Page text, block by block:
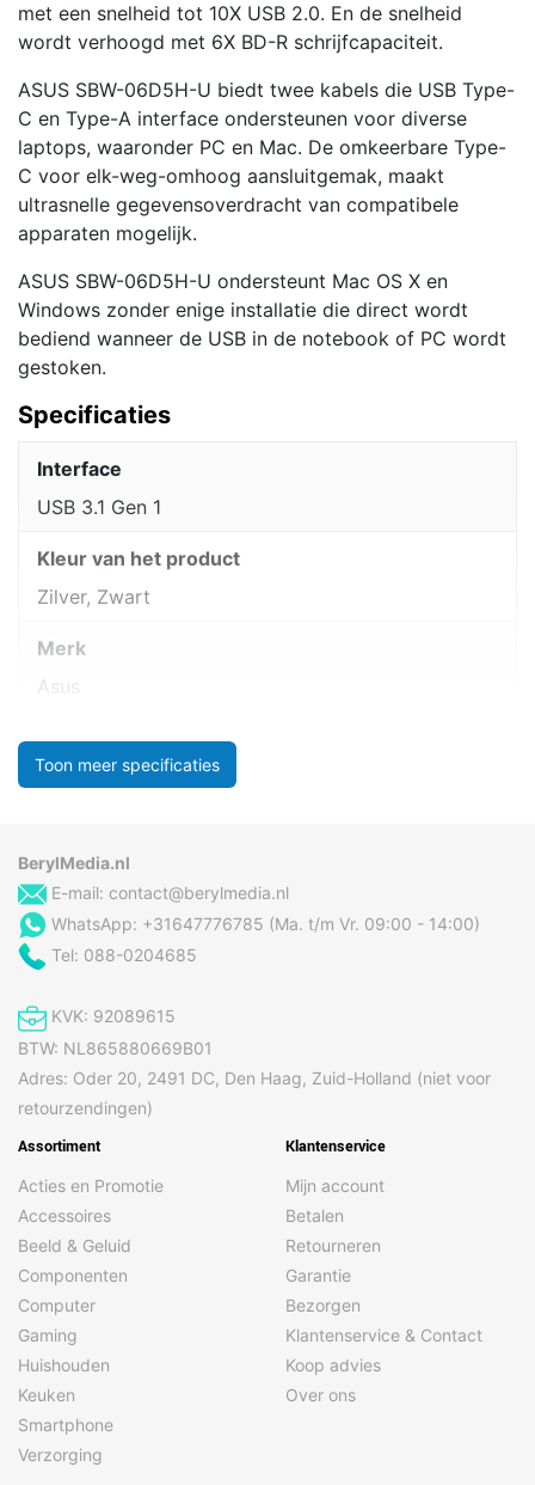
met een snelheid tot 10X USB 2.0. En de snelheid
wordt verhoogd met 6X BD-R schrijfcapaciteit.
ASUS SBW-06D5H-U biedt twee kabels die USB Type-
C en Type-A interface ondersteunen voor diverse
laptops, waaronder PC en Mac. De omkeerbare Type-
C voor elk-weg-omhoog aansluitgemak, maakt
ultrasnelle gegevensoverdracht van compatibele
apparaten mogelijk.
ASUS SBW-06D5H-U ondersteunt Mac OS X en
Windows zonder enige installatie die direct wordt
bediend wanneer de USB in de notebook of PC wordt
gestoken.
Specificaties
Interface
USB 3.1 Gen 1
Kleur van het product
Zilver, Zwart
Merk
Asus
Toon meer specificaties
BerylMedia.nl
E-mail: contact@berylmedia.nl
WhatsApp: +31647776785 (Ma. t/m Vr. 09:00 - 14:00)
Tel: 088-0204685
KVK: 92089615
BTW: NL865880669B01
Adres: Oder 20, 2491 DC, Den Haag, Zuid-Holland (niet voor
retourzendingen)
Assortiment
Acties en Promotie
Accessoires
Beeld & Geluid
Componenten
Computer
Gaming
Huishouden
Keuken
Smartphone
Verzorging
Klantenservice
Mijn account
Betalen
Retourneren
Garantie
Bezorgen
Klantenservice & Contact
Koop advies
Over ons